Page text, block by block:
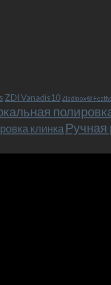
ZDI Vanadis10 Zladinox®
клинкаРучная